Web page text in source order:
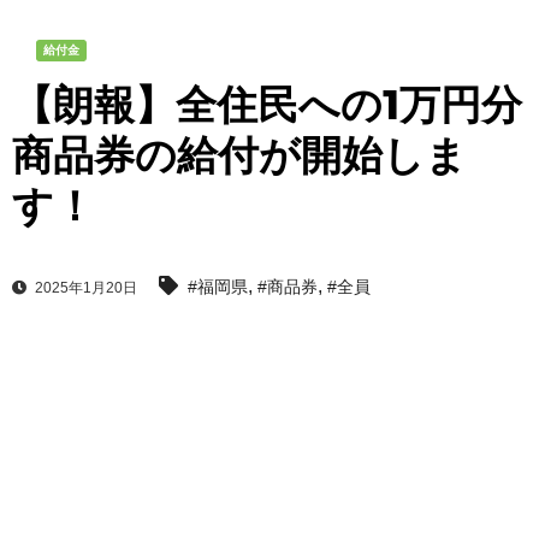
給付金
【朗報】全住民への1万円分
商品券の給付が開始しま
す！
2025年1月20日 #福岡県, #商品券, #全員